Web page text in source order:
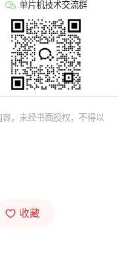
单片机技术交流群
，未经书面授权，不得以
收藏